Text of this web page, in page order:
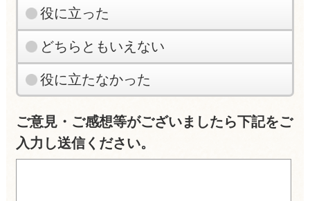
役に立った
どちらともいえない
役に立たなかった
ご意見・ご感想等がございましたら下記をご
入力し送信ください。